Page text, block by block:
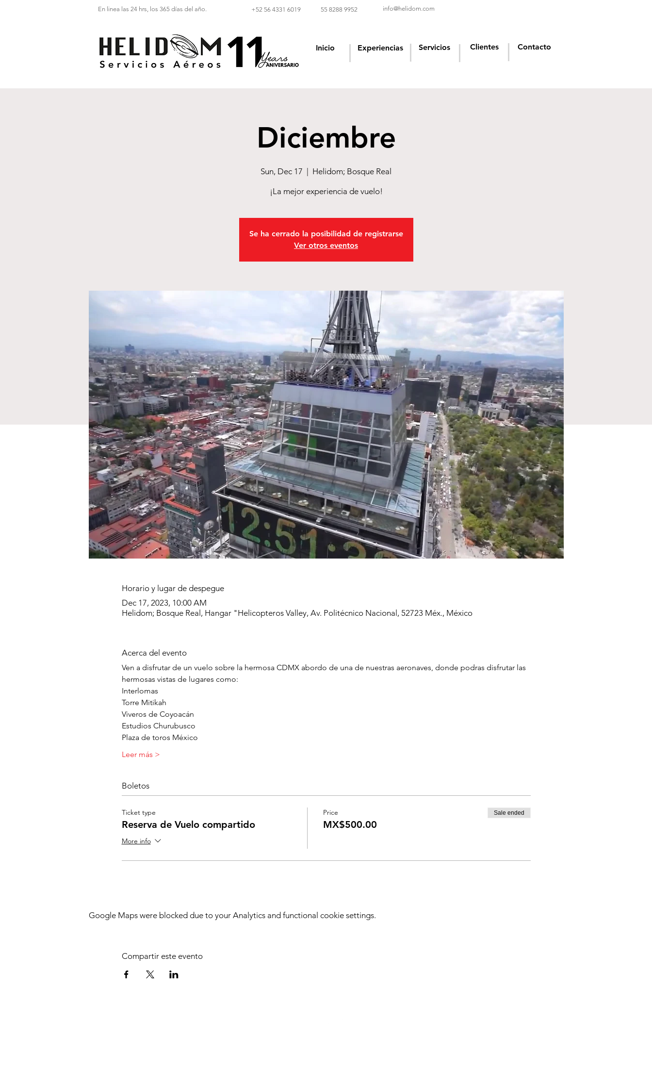
info@helidom.com
‪+52 56 4331 6019‬
En linea las 24 hrs, los 365 días del año. 55 8288 9952
Contacto
Clientes
Servicios
Experiencias
Inicio
Diciembre
Sun, Dec 17 Helidom; Bosque Real
¡La mejor experiencia de vuelo!
Se ha cerrado la posibilidad de registrarse
Ver otros eventos
Horario y lugar de despegue
Dec 17, 2023, 10:00 AM
Helidom; Bosque Real, Hangar "Helicopteros Valley, Av. Politécnico Nacional, 52723 Méx., México
Acerca del evento
Ven a disfrutar de un vuelo sobre la hermosa CDMX abordo de una de nuestras aeronaves, donde podras disfrutar las
hermosas vistas de lugares como:
Interlomas
Torre Mitikah
Viveros de Coyoacán
Estudios Churubusco
Plaza de toros México
Leer más >
Boletos
Ticket type
Reserva de Vuelo compartido
More info
Price
MX$500.00
Sale ended
Google Maps were blocked due to your Analytics and functional cookie settings.
Compartir este evento